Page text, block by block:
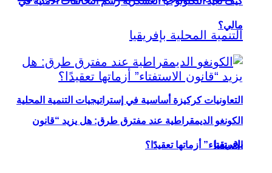
التعاونيات كركيزة أساسية في إستراتيجيات التنمية المحلية
بإفريقيا
مالي؟
الكونغو الديمقراطية عند مفترق طرق: هل يزيد “قانون
الاستفتاء” أزماتها تعقيدًا؟